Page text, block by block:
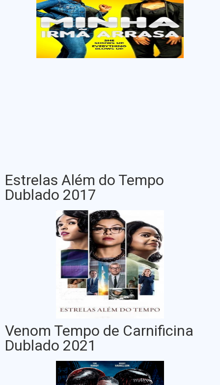
Estrelas Além do Tempo
Dublado 2017
Venom Tempo de Carnificina
Dublado 2021